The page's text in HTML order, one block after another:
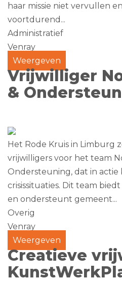
haar missie niet vervullen
voortdurend...
Administratief
Venray
Weergeven
Vrijwilliger
&
Het Rode Kruis in Limburg
vrijwilligers voor het team
Ondersteuning, dat in actie
crisissituaties. Dit team
en ondersteunt gemeent...
Overig
Venray
Weergeven
Creatieve